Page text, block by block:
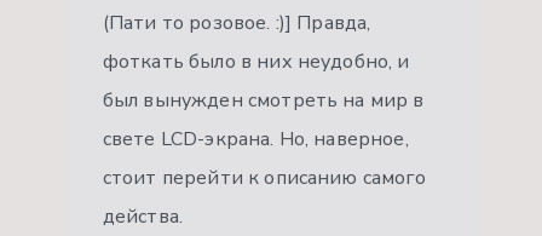
(Пати то розовое. :)] Правда,
фоткать было в них неудобно, и
был вынужден смотреть на мир в
свете LCD-экрана. Но, наверное,
стоит перейти к описанию самого
действа.